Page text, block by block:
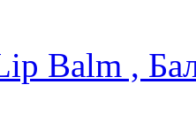
Balm ,